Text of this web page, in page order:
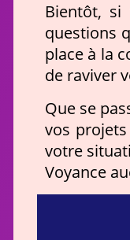
Bientôt,
questions
place à la
de raviver
Que se
vos
votre
Voyance